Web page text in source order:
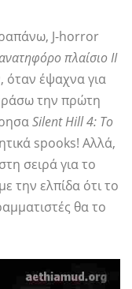
J-horror
πλαίσιο II
όταν έψαχνα για
την πρώτη
Silent Hill 4: Το
spooks! Αλλά,
σειρά για το
την ελπίδα ότι το
θα το